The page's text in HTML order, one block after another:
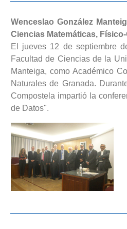
Wenceslao González
Ciencias Matemáticas,
El jueves 12 de septiembre
Facultad de Ciencias de la
Manteiga, como Académico
Naturales de Granada.
Compostela impartió la
de Datos".